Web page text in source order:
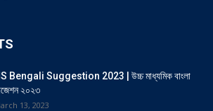
Bengali Suggestion 2023 | উচ্চ মাধ্যমিক বাংলা
২০২৩
13, 2023